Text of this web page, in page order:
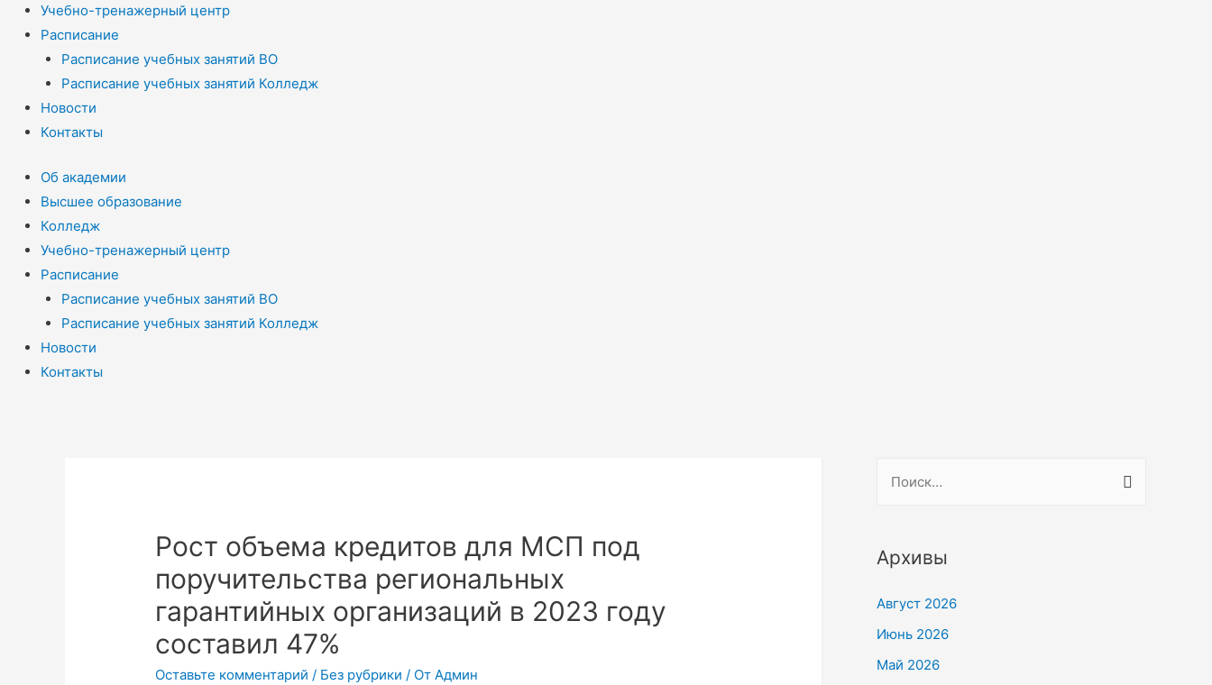
Учебно-тренажерный центр
Расписание
Расписание учебных занятий ВО
Расписание учебных занятий Колледж
Новости
Контакты
Об академии
Высшее образование
Колледж
Учебно-тренажерный центр
Расписание
Расписание учебных занятий ВО
Расписание учебных занятий Колледж
Новости
Контакты
Рост объема кредитов для МСП под
поручительства региональных
гарантийных организаций в 2023 году
составил 47%
Оставьте комментарий / Без рубрики / От Админ
т
:
Архивы
Август 2026
Июнь 2026
Май 2026